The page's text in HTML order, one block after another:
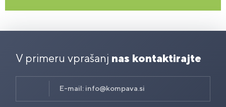
V primeru vprašanj nas kontaktirajte
E-mail: info@kompava.si